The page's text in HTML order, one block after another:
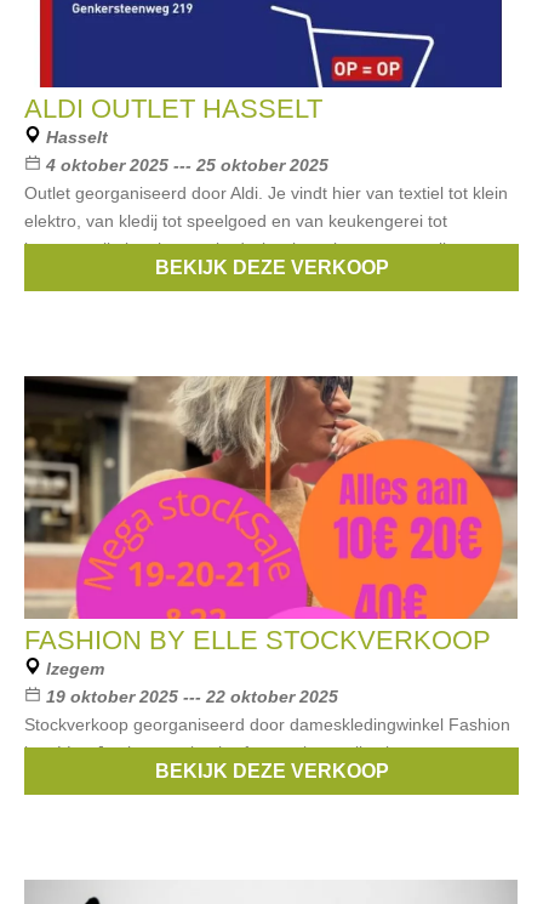
ALDI OUTLET HASSELT
Hasselt
4 oktober 2025 --- 25 oktober 2025
Outlet georganiseerd door Aldi. Je vindt hier van textiel tot klein
elektro, van kledij tot speelgoed en van keukengerei tot
kantoorartikelen, het aanbod wisselt snel en verrast telkens
BEKIJK DEZE VERKOOP
FASHION BY ELLE STOCKVERKOOP
Izegem
19 oktober 2025 --- 22 oktober 2025
Stockverkoop georganiseerd door dameskledingwinkel Fashion
by eLLe. Je shopt vorige herfst en wintercollecties aan
ongeziene prijzen.BEKIJK DEZE VERKOOP